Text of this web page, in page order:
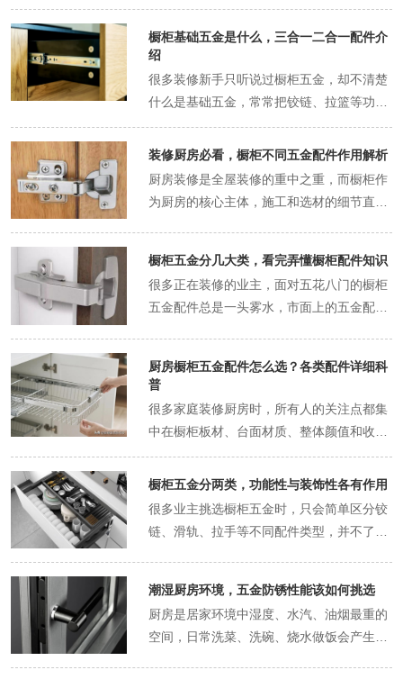
是可有可无的小零件，工人安装时随便搭配
的核心诱因就是层板托选型不当、品质太
差。层板托是橱柜不可或缺的基础五金，体
积小巧、作用关键，是橱柜内部收纳系统的
分类和选购技巧，避开细微装修坑。橱柜层
板托的核心作用是支撑和固定橱柜内部的活
动层板，所有定制橱柜的内部隔板大多为可
调节式活动层板，并非固定死的结构，目的
是方便业主根据收纳物品的高度自由调整间
距，适配锅具、小家电、调料、餐具等不同
物品的收纳需求。活动层板没有直接固定在
柜体板材上，完全依靠层板托作为支撑支
数量，直接决定橱柜层板的承重能力和使用
稳定性，是橱柜内部收纳功能的基础保障。
如果橱柜没有安装层板托，或者层板托品质
不达标，活动层板就无法固定定位，轻轻触
碰就会晃动偏移，摆放重物后会直接塌陷变
形。日常使用中，橱柜内部需要放置电饭
橱柜基础五金是什么，三合一二合一配件介
绍
很多装修新手只听说过橱柜五金，却不清楚
什么是基础五金，常常把铰链、拉篮等功能
五金当成橱柜的核心基础配件，忽略了真正
支撑橱柜成型的基础连接五金。橱柜基础五
金是整套橱柜的“结构骨架”，是保障柜体板
材拼接成型、稳固耐用的必备配件，没有这
块，无法组装成完整柜体。基础五金涵盖的
配件种类不多，但每一款都至关重要，其中
三合一连接件和二合一连接件是使用率最
高、最核心的两款基础配件，几乎所有定制
大、板材变形等问题，根源都是三合一、二
合一配件选型不当或品质不佳。今天就详细
讲解橱柜基础五金的核心知识，重点拆解三
合一和二合一配件的区别、作用、适用场景
和挑选要点。橱柜基础五金泛指用于柜体拼
接、结构固定、基础支撑的必备五金小件，
区别于铰链、拉篮、导轨等功能型五金。除
了核心的三合一、二合一连接件，基础五金
心特点是功能性强、隐蔽性高，安装完成后
基本隐藏在柜体内部，日常使用看不到，但
全程支撑橱柜的结构稳定。基础五金的品质
决定了橱柜的基础使用寿命和稳固程度，功
装修厨房必看，橱柜不同五金配件作用解析
厨房装修是全屋装修的重中之重，而橱柜作
为厨房的核心主体，施工和选材的细节直接
牌、板材环保等级、台面材质厚度，却完全
忽略了五金配件的核心作用。很多人误以为
五金只是橱柜的小配件，无关紧要，实际上
橱柜所有的使用功能、开合体验、收纳效
果、使用寿命，都依托各类五金配件实现。
没有优质的五金支撑，再好的板材和台面也
无法发挥价值，用不了多久就会出现各种故
障。今天就结合实际使用场景，详细解析橱
是柜门的核心承重与开合配件，也是损耗最
高的五金配件，几乎决定了柜门的全部使用
状态。铰链连接柜体和柜门，承担着柜门的
全部重量，日常开关柜门的所有受力都会集
中在铰链上。品质合格的铰链，能够保证柜
门开合顺畅、闭合严实，长期使用不会出现
柜门下垂、偏移、缝隙不均的问题。自带阻
橱柜五金分几大类，看完弄懂橱柜配件知识
很多正在装修的业主，面对五花八门的橱柜
五金配件总是一头雾水，市面上的五金配件
盲目加价的情况。其实橱柜五金有着清晰明
用途划分固定类别，理清分类之后，就能精
准区分哪些是必备基础配件，哪些是提升收
不会踩坑。橱柜五金整体可以分为基础固定
五金、开合缓冲五金、抽屉滑动五金、功能
收纳五金、辅助配套五金五大类，每一类都
透橱柜五金核心知识。基础固定五金是橱柜
成型的核心配件，也是整套橱柜的骨架支
撑，没有这类五金，橱柜板材无法拼接组
装，整体结构无法稳固成型，属于全屋橱柜
厨房橱柜五金配件怎么选？各类配件详细科
普
很多家庭装修厨房时，所有人的关注点都集
中在橱柜板材、台面材质、整体颜值和收纳
布局上，却极少有人重视不起眼的五金配
件。大部分业主都会默认橱柜装好就能长期
五年就出现柜门下垂、抽屉卡顿、层板松
动、柜体变形的问题，有的使用十几年依旧
稳固好用，核心差距就在于五金配件的选型
和品质。厨房是家中使用频率最高、环境最
橱柜五金分两类，功能性与装饰性各有作用
很多业主挑选橱柜五金时，只会简单区分铰
链、滑轨、拉手等不同配件类型，并不了解
么只关注实用性忽略整体搭配效果，导致橱
柜装好后要么不好用，要么颜值不协调。整
体来看，橱柜五金主要分为两大类别，分别
是功能性五金和装饰性五金，两类五金各司
潮湿厨房环境，五金防锈性能该如何挑选
厨房是居家环境中湿度、水汽、油烟最重的
空间，日常洗菜、洗碗、烧水做饭会产生大